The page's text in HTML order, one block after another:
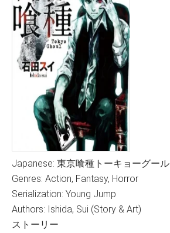
Japanese: 東京喰種トーキョーグール
Genres: Action, Fantasy, Horror
Serialization: Young Jump
Authors: Ishida, Sui (Story & Art)
ストーリー